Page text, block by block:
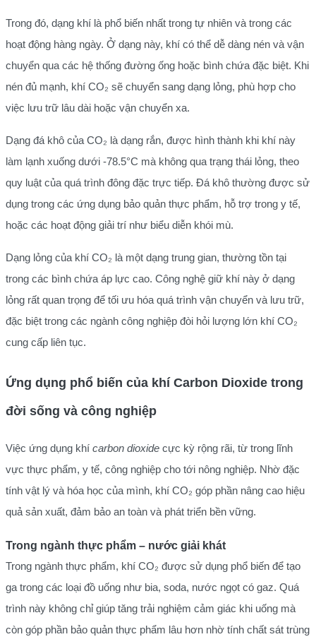
Trong đó, dạng khí là phổ biến nhất trong tự nhiên và trong các
hoạt động hàng ngày. Ở dạng này, khí có thể dễ dàng nén và vận
chuyển qua các hệ thống đường ống hoặc bình chứa đặc biệt. Khi
nén đủ mạnh, khí CO₂ sẽ chuyển sang dạng lỏng, phù hợp cho
việc lưu trữ lâu dài hoặc vận chuyển xa.
Dạng đá khô của CO₂ là dạng rắn, được hình thành khi khí này
làm lạnh xuống dưới -78.5°C mà không qua trạng thái lỏng, theo
quy luật của quá trình đông đặc trực tiếp. Đá khô thường được sử
dụng trong các ứng dụng bảo quản thực phẩm, hỗ trợ trong y tế,
hoặc các hoạt động giải trí như biểu diễn khói mù.
Dạng lỏng của khí CO₂ là một dạng trung gian, thường tồn tại
trong các bình chứa áp lực cao. Công nghệ giữ khí này ở dạng
lỏng rất quan trọng để tối ưu hóa quá trình vận chuyển và lưu trữ,
đặc biệt trong các ngành công nghiệp đòi hỏi lượng lớn khí CO₂
cung cấp liên tục.
Ứng dụng phổ biến của khí Carbon Dioxide trong
đời sống và công nghiệp
Việc ứng dụng khí carbon dioxide cực kỳ rộng rãi, từ trong lĩnh
vực thực phẩm, y tế, công nghiệp cho tới nông nghiệp. Nhờ đặc
tính vật lý và hóa học của mình, khí CO₂ góp phần nâng cao hiệu
quả sản xuất, đảm bảo an toàn và phát triển bền vững.
Trong ngành thực phẩm – nước giải khát
Trong ngành thực phẩm, khí CO₂ được sử dụng phổ biến để tạo
ga trong các loại đồ uống như bia, soda, nước ngọt có gaz. Quá
trình này không chỉ giúp tăng trải nghiệm cảm giác khi uống mà
còn góp phần bảo quản thực phẩm lâu hơn nhờ tính chất sát trùng